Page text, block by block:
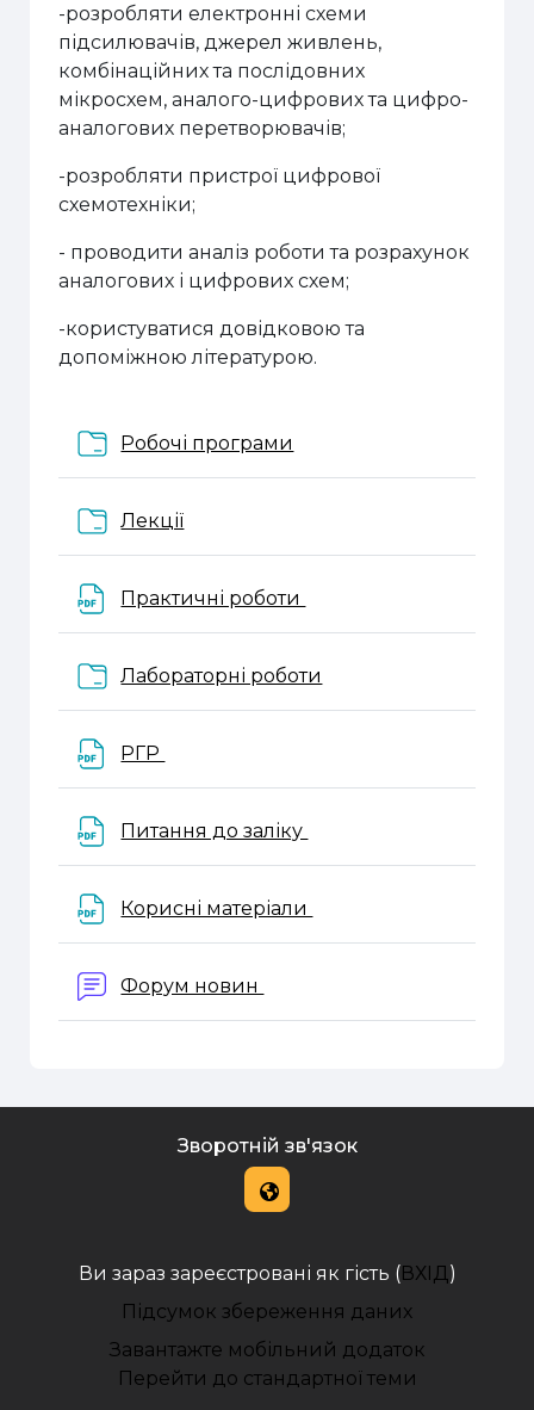
-розробляти електронні схеми
підсилювачів, джерел живлень,
комбінаційних та послідовних
мікросхем, аналого-цифрових та цифро-
аналогових перетворювачів;
-розробляти пристрої цифрової
схемотехніки;
- проводити аналіз роботи та розрахунок
аналогових і цифрових схем;
-користуватися довідковою та
допоміжною літературою.
Робочі програми
ЛекціїПапка
Практичні роботи
Лабораторні роботи
РГР
Питання до заліку
Корисні матеріали
Форум новин
Зворотній зв'язок
Ви зараз зареєстровані як гість (ВХІД )
Підсумок збереження даних
Завантажте мобільний додаток
Перейти до стандартної теми